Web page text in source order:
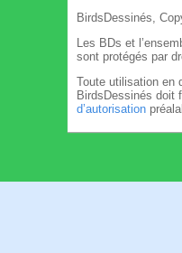
BirdsDessinés,
Les BDs et
sont protégés par
Toute utilisation en
BirdsDessinés doit
d’autorisation